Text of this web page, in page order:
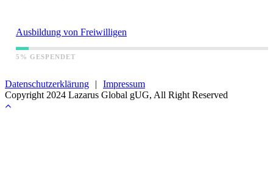
Ausbildung von Freiwilligen
5% GESPENDET
Datenschutzerklärung |
Impressum
Copyright 2024 Lazarus Global gUG, All Right Reserved